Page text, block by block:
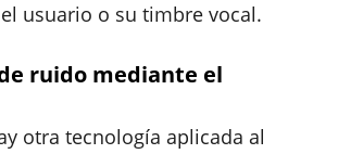
usuario o su timbre vocal.
ruido mediante el
otra tecnología aplicada al